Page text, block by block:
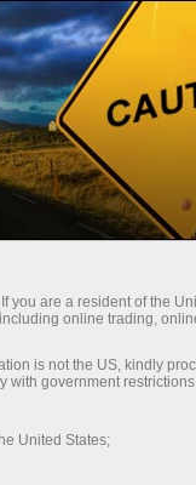
InstaForex TV
you are a resident of the
online trading,
is not the US, kindly
with government
United States;